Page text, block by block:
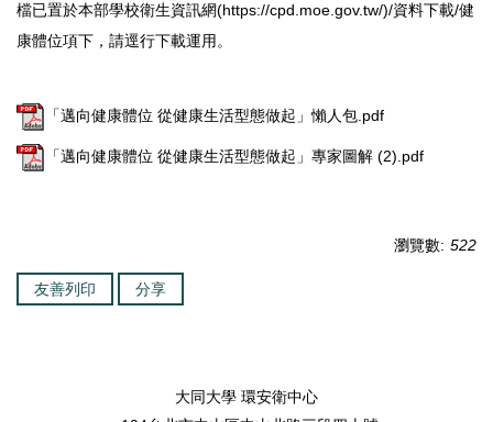
檔已置於本部學校衛生資訊網(https://cpd.moe.gov.tw/)/資料下載/健
康體位項下，請逕行下載運用。
「邁向健康體位 從健康生活型態做起」懶人包.pdf
「邁向健康體位 從健康生活型態做起」專家圖解 (2).pdf
瀏覽數: 522
友善列印 分享
大同大學 環安衛中心